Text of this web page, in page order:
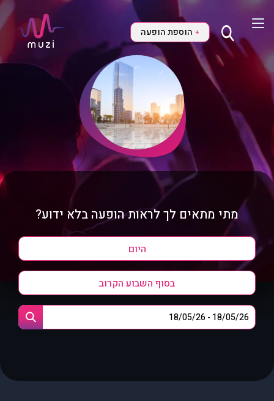
+ הוספת הופעה
מתי מתאים לך לראות הופעה בלא ידוע?
היום
בסוף השבוע הקרוב